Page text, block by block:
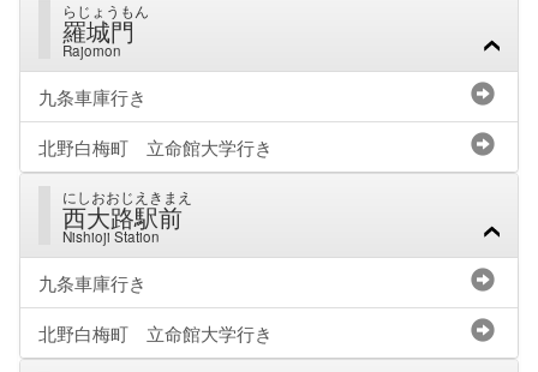
らじょうもん
羅城門
Rajomon
九条車庫行き
北野白梅町 立命館大学行き
にしおおじえきまえ
西大路駅前
Nishioji Station
九条車庫行き
北野白梅町 立命館大学行き